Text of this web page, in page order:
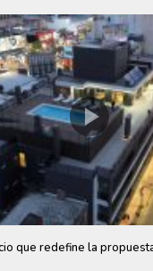
que redefine la